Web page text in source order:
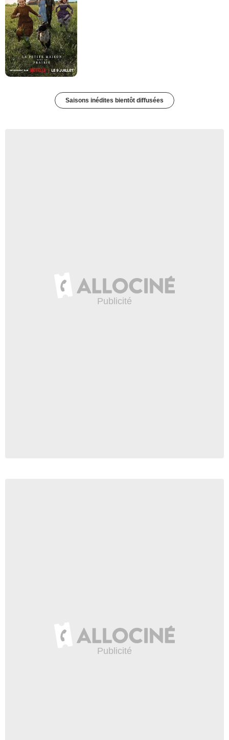
Saisons inédites bientôt diffusées